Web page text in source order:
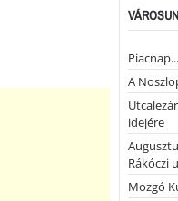
Piacnap...
A
idejére
Rákóczi
Mozgó